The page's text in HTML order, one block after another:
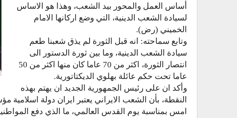
أساس العمل والمحور بيد الشعب، وهذا هو الاساس
لسيادة الشعب الدينية، التي وضع اركانها الامام
الخميني (رض).
وتابع سماحته: انه قبل الثورة لم يذق شعبنا طعم
سيادة الشعب الدينية، وما بين ثورة الدستور الى
انتصار الثورة، اكثر من 70 عاما كان منها اكثر من 50
عاما تحت حكم عائلة بهلوي الديكتاتورية.
وأكد ان على رئيس الجمهورية الجديد ان يهتم بهذه
النقطة، بأن الشعب الايراني يعتبر ايران دولة
امس بمناسبة يوم القدس العالمي، ما الذي دفع